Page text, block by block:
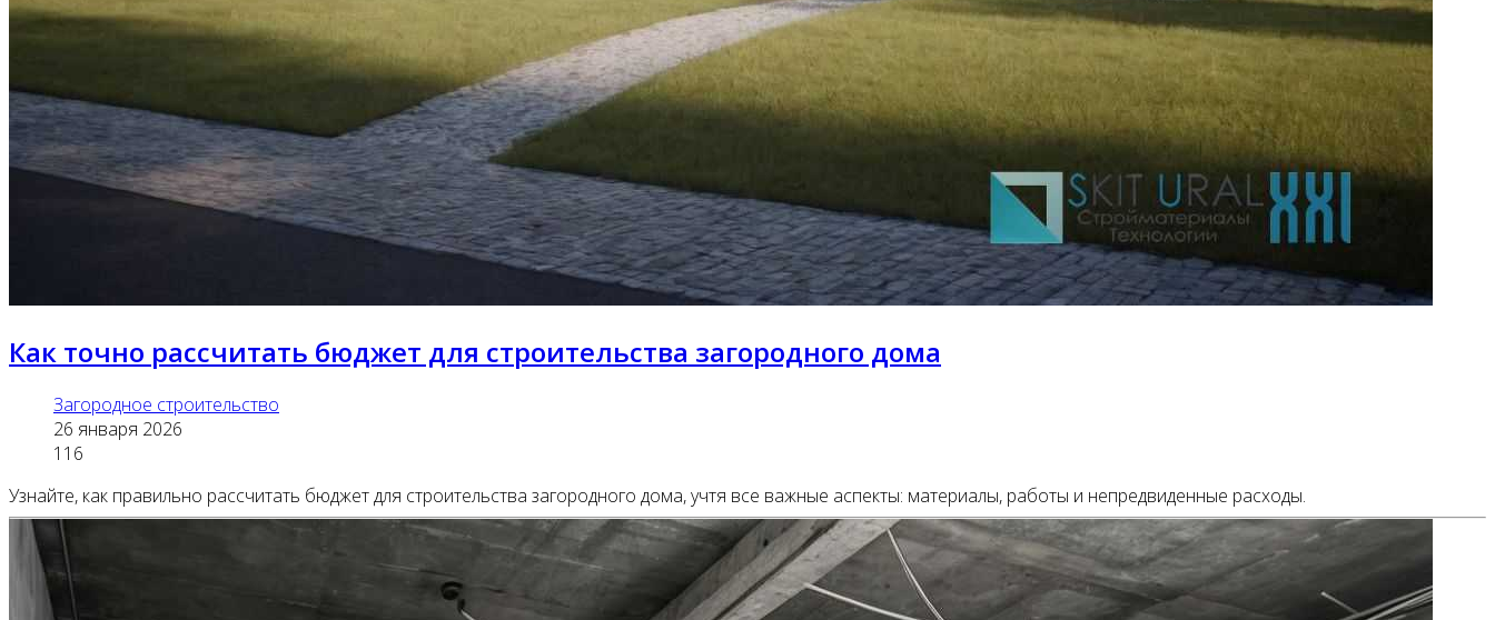
Как точно рассчитать бюджет для строительства загородного дома
Загородное строительство
26 января 2026
116
Узнайте, как правильно рассчитать бюджет для строительства загородного дома, учтя все важные аспекты: материалы, работы и непредвиденные расходы.